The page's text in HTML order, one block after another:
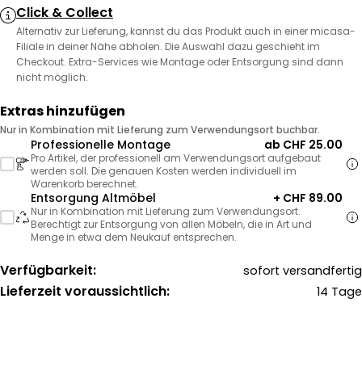
Click & Collect
Alternativ zur Lieferung, kannst du das Produkt auch in einer micasa-
Filiale in deiner Nähe abholen. Die Auswahl dazu geschieht im
Checkout. Extra-Services wie Montage oder Entsorgung sind dann
nicht möglich.
Extras hinzufügen
Nur in Kombination mit Lieferung zum Verwendungsort buchbar.
Professionelle Montage ab CHF 25.00
Pro Artikel, der professionell am Verwendungsort aufgebaut
werden soll. Die genauen Kosten werden individuell im
Warenkorb berechnet.
Entsorgung Altmöbel + CHF 89.00
Nur in Kombination mit Lieferung zum Verwendungsort.
Berechtigt zur Entsorgung von allen Möbeln, die in Art und
Menge in etwa dem Neukauf entsprechen.
Verfügbarkeit: sofort versandfertig
Lieferzeit voraussichtlich: 14 Tage